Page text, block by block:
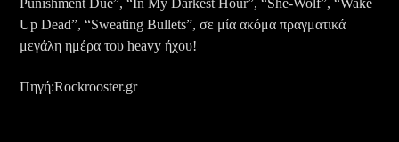
Up Dead”, “Sweating Bullets”, σε μία ακόμα πραγματικά
μεγάλη ημέρα του heavy ήχου!
Πηγή:Rockrooster.gr